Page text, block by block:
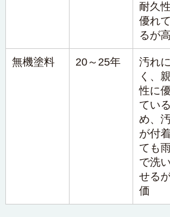
耐久
優れ
るが
無機塗料 20～25年
汚れ
く、
性に
てい
め、
が付
ても
で洗
せる
価